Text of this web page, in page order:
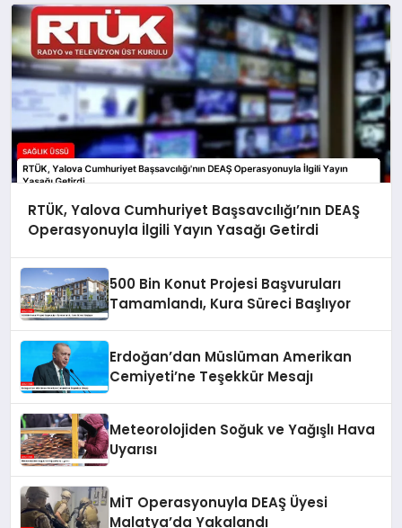
RTÜK, Yalova Cumhuriyet Başsavcılığı’nın DEAŞ
Operasyonuyla İlgili Yayın Yasağı Getirdi
500 Bin Konut Projesi Başvuruları
Tamamlandı, Kura Süreci Başlıyor
Erdoğan’dan Müslüman Amerikan
Cemiyeti’ne Teşekkür Mesajı
Meteorolojiden Soğuk ve Yağışlı Hava
Uyarısı
MİT Operasyonuyla DEAŞ Üyesi
Malatya’da Yakalandı